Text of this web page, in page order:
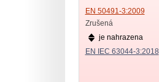
EN 50491-3:2009
Zrušená
je nahrazena
EN IEC 63044-3:2018